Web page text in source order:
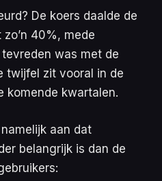
De koers daalde de
40%, mede
was met de
twijfel zit vooral in de
komende kwartalen.
aan dat
belangrijk is dan de